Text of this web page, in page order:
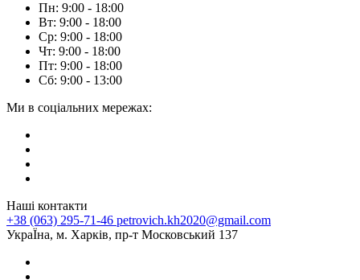
Пн: 9:00 - 18:00
Вт: 9:00 - 18:00
Ср: 9:00 - 18:00
Чт: 9:00 - 18:00
Пт: 9:00 - 18:00
Сб: 9:00 - 13:00
Ми в соціальних мережах:
Наші контакти
+38 (063) 295-71-46 petrovich.kh2020@gmail.com
УкраЇна, м. Харків, пр-т Московський 137